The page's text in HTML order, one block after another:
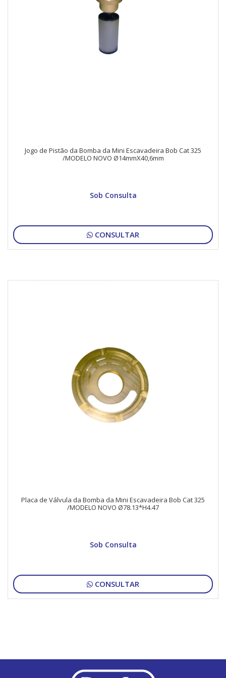
Jogo de Pistão da Bomba da Mini Escavadeira Bob Cat 325
/MODELO NOVO Ø14mmX40,6mm
Sob Consulta
CONSULTAR
Placa de Válvula da Bomba da Mini Escavadeira Bob Cat 325
/MODELO NOVO Ø78.13*H4.47
Sob Consulta
CONSULTAR